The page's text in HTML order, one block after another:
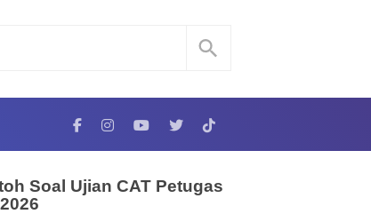
Soal Ujian CAT Petugas